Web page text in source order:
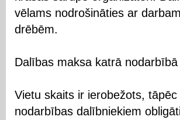
vēlams nodrošināties ar
drēbēm.
Dalības maksa katrā
Vietu skaits ir ierobežots,
nodarbības dalībniekiem